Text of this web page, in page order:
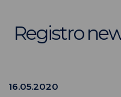
Registro
16.05.2020